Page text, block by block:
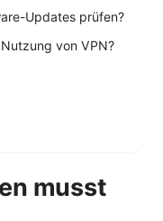
Updates prüfen?
von VPN?
musst